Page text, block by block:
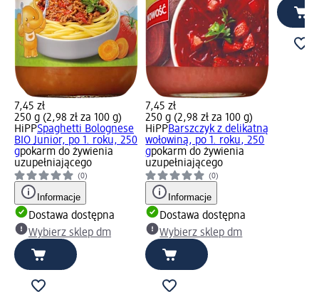
7,45 zł
250 g (2,98 zł za 100 g)
HiPPSpaghetti Bolognese
BIO Junior, po 1. roku, 250
gpokarm do żywienia
uzupełniającego
(0)
Informacje
Dostawa dostępna
Wybierz sklep dm
7,45 zł
250 g (2,98 zł za 100 g)
HiPPBarszczyk z delikatną
wołowiną, po 1. roku, 250
gpokarm do żywienia
uzupełniającego
(0)
Informacje
Dostawa dostępna
Wybierz sklep dm